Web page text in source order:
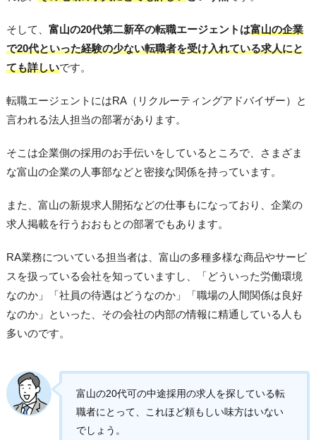
そして、 富山の20代第二新卒の転職エージェントは富山の企業
で20代といった経験の少ない転職者を受け入れている求人にと
ても詳しいです。
転職エージェントにはRA（リクルーティングアドバイザー）と
言われる法人担当の部署があります。
そこは企業側の採用のお手伝いをしているところで、さまざま
な富山の企業の人事部などと密接な関係を持っています。
また、富山の新規求人開拓などの仕事もになっており、企業の
求人掲載を行うおおもとの部署でもあります。
RA業務についている担当者は、富山の多種多様な商品やサービ
スを扱っている会社を知っていますし、「どういった労働環境
なのか」「社員の待遇はどうなのか」「職場の人間関係は良好
なのか」といった、その会社の内部の情報に精通している人も
多いのです。
富山の20代可の中途採用の求人を探している転
職者にとって、これほど頼もしい味方はいない
でしょう。